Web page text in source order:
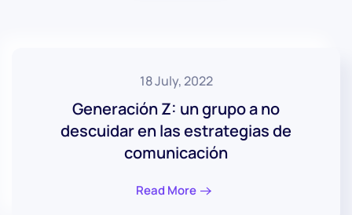
18 July, 2022
Generación Z: un grupo a no
descuidar en las estrategias de
comunicación
Read More